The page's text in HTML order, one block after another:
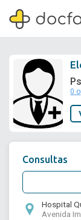
0
Consultas
Hospital
Avenida